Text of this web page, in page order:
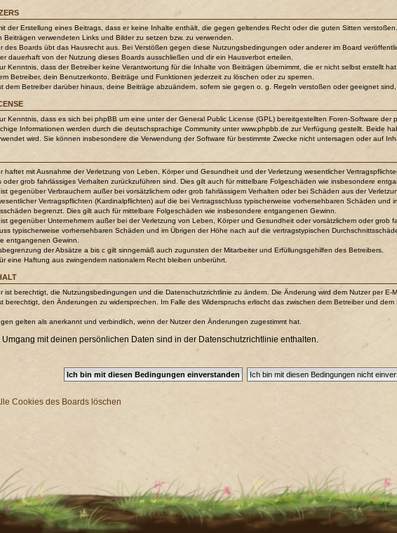
der Erstellung eines Beitrags, dass er keine Inhalte enthält, die gegen geltendes Recht oder die guten Sitten
Beiträgen verwendeten Links und Bilder zu setzen bzw. zu verwenden.
des Boards übt das Hausrecht aus. Bei Verstößen gegen diese Nutzungsbedingungen oder anderer im Board
dauerhaft von der Nutzung dieses Boards ausschließen und dir ein Hausverbot erteilen.
Kenntnis, dass der Betreiber keine Verantwortung für die Inhalte von Beiträgen übernimmt, die er nicht selbst erstellt
Betreiber, dein Benutzerkonto, Beiträge und Funktionen jederzeit zu löschen oder zu sperren.
dem Betreiber darüber hinaus, deine Beiträge abzuändern, sofern sie gegen o. g. Regeln verstoßen oder geeignet
Kenntnis, dass es sich bei phpBB um eine unter der General Public License (GPL) bereitgestellten Foren-Software der
Informationen werden durch die deutschsprachige Community unter www.phpbb.de zur Verfügung gestellt. Beide
wird. Sie können insbesondere die Verwendung der Software für bestimmte Zwecke nicht untersagen oder auf
haftet mit Ausnahme der Verletzung von Leben, Körper und Gesundheit und der Verletzung wesentlicher
oder grob fahrlässiges Verhalten zurückzuführen sind. Dies gilt auch für mittelbare Folgeschäden wie insbesondere
gegenüber Verbrauchern außer bei vorsätzlichem oder grob fahrlässigem Verhalten oder bei Schäden aus der
Vertragspflichten (Kardinalpflichten) auf die bei Vertragsschluss typischerweise vorhersehbaren Schäden und
begrenzt. Dies gilt auch für mittelbare Folgeschäden wie insbesondere entgangenen Gewinn.
gegenüber Unternehmern außer bei der Verletzung von Leben, Körper und Gesundheit oder vorsätzlichem oder grob
typischerweise vorhersehbaren Schäden und im Übrigen der Höhe nach auf die vertragstypischen
entgangenen Gewinn.
der Absätze a bis c gilt sinngemäß auch zugunsten der Mitarbeiter und Erfüllungsgehilfen des Betreibers.
eine Haftung aus zwingendem nationalem Recht bleiben unberührt.
ist berechtigt, die Nutzungsbedingungen und die Datenschutzrichtlinie zu ändern. Die Änderung wird dem Nutzer per E-
berechtigt, den Änderungen zu widersprechen. Im Falle des Widerspruchs erlischt das zwischen dem Betreiber und
gelten als anerkannt und verbindlich, wenn der Nutzer den Änderungen zugestimmt hat.
mit deinen persönlichen Daten sind in der Datenschutzrichtlinie enthalten.
Cookies des Boards löschen